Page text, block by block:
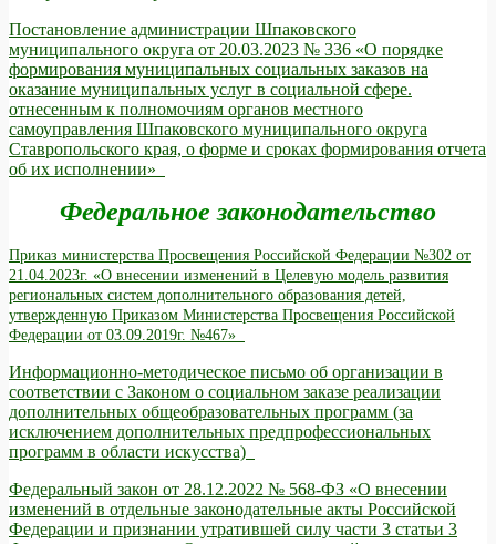
Постановление администрации Шпаковского
муниципального округа от 20.03.2023 № 336 «О порядке
формирования муниципальных социальных заказов на
оказание муниципальных услуг в социальной сфере.
отнесенным к полномочиям органов местного
самоуправления Шпаковского муниципального округа
Ставропольского края, о форме и сроках формирования отчета
об их исполнении»
Федеральное законодательство
Приказ министерства Просвещения Российской Федерации №302 от
21.04.2023г. «О внесении изменений в Целевую модель развития
региональных систем дополнительного образования детей,
утвержденную Приказом Министерства Просвещения Российской
Федерации от 03.09.2019г. №467»
Информационно-методическое письмо об организации в
соответствии с Законом о социальном заказе реализации
дополнительных общеобразовательных программ (за
исключением дополнительных предпрофессиональных
программ в области искусства)
Федеральный закон от 28.12.2022 № 568-ФЗ «О внесении
изменений в отдельные законодательные акты Российской
Федерации и признании утратившей силу части 3 статьи 3